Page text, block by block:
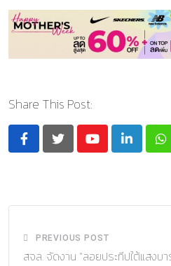
Share This Post:
YoutubeLinkedIn
PREVIOUS POST
สจล. จัดงาน “ลอยประทีปใต้แสงบ